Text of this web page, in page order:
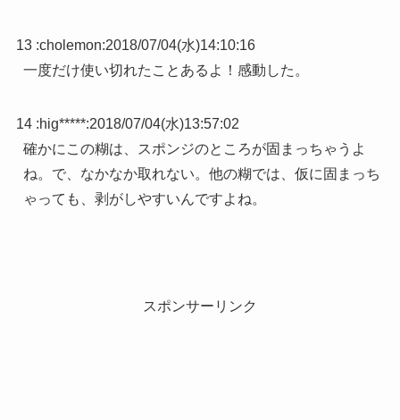
13 :cholemon:2018/07/04(水)14:10:16
一度だけ使い切れたことあるよ！感動した。
14 :hig*****:2018/07/04(水)13:57:02
確かにこの糊は、スポンジのところが固まっちゃうよ
ね。で、なかなか取れない。他の糊では、仮に固まっち
ゃっても、剥がしやすいんですよね。
スポンサーリンク